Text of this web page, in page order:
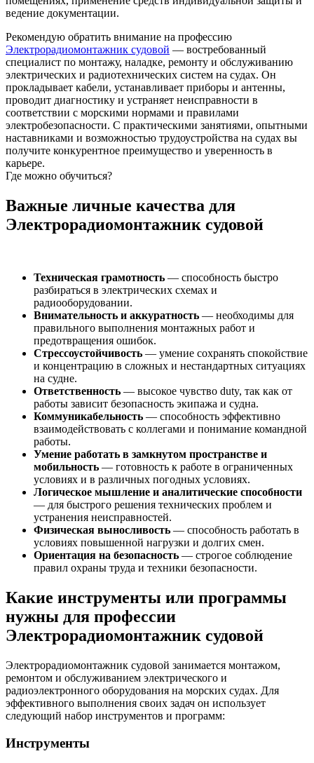
ведение документации.
Рекомендую обратить внимание на профессию
Электрорадиомонтажник судовой — востребованный
специалист по монтажу, наладке, ремонту и обслуживанию
электрических и радиотехнических систем на судах. Он
прокладывает кабели, устанавливает приборы и антенны,
проводит диагностику и устраняет неисправности в
соответствии с морскими нормами и правилами
электробезопасности. С практическими занятиями, опытными
наставниками и возможностью трудоустройства на судах вы
получите конкурентное преимущество и уверенность в
карьере.
Где можно обучиться?
Важные личные качества для
Электрорадиомонтажник судовой
Техническая грамотность — способность быстро
разбираться в электрических схемах и
радиооборудовании.
Внимательность и аккуратность — необходимы для
правильного выполнения монтажных работ и
предотвращения ошибок.
Стрессоустойчивость — умение сохранять спокойствие
и концентрацию в сложных и нестандартных ситуациях
на судне.
Ответственность — высокое чувство duty, так как от
работы зависит безопасность экипажа и судна.
Коммуникабельность — способность эффективно
взаимодействовать с коллегами и понимание командной
работы.
Умение работать в замкнутом пространстве и
мобильность — готовность к работе в ограниченных
условиях и в различных погодных условиях.
Логическое мышление и аналитические способности
— для быстрого решения технических проблем и
устранения неисправностей.
Физическая выносливость — способность работать в
условиях повышенной нагрузки и долгих смен.
Ориентация на безопасность — строгое соблюдение
правил охраны труда и техники безопасности.
Какие инструменты или программы
нужны для профессии
Электрорадиомонтажник судовой
Электрорадиомонтажник судовой занимается монтажом,
ремонтом и обслуживанием электрического и
радиоэлектронного оборудования на морских судах. Для
эффективного выполнения своих задач он использует
следующий набор инструментов и программ:
Инструменты